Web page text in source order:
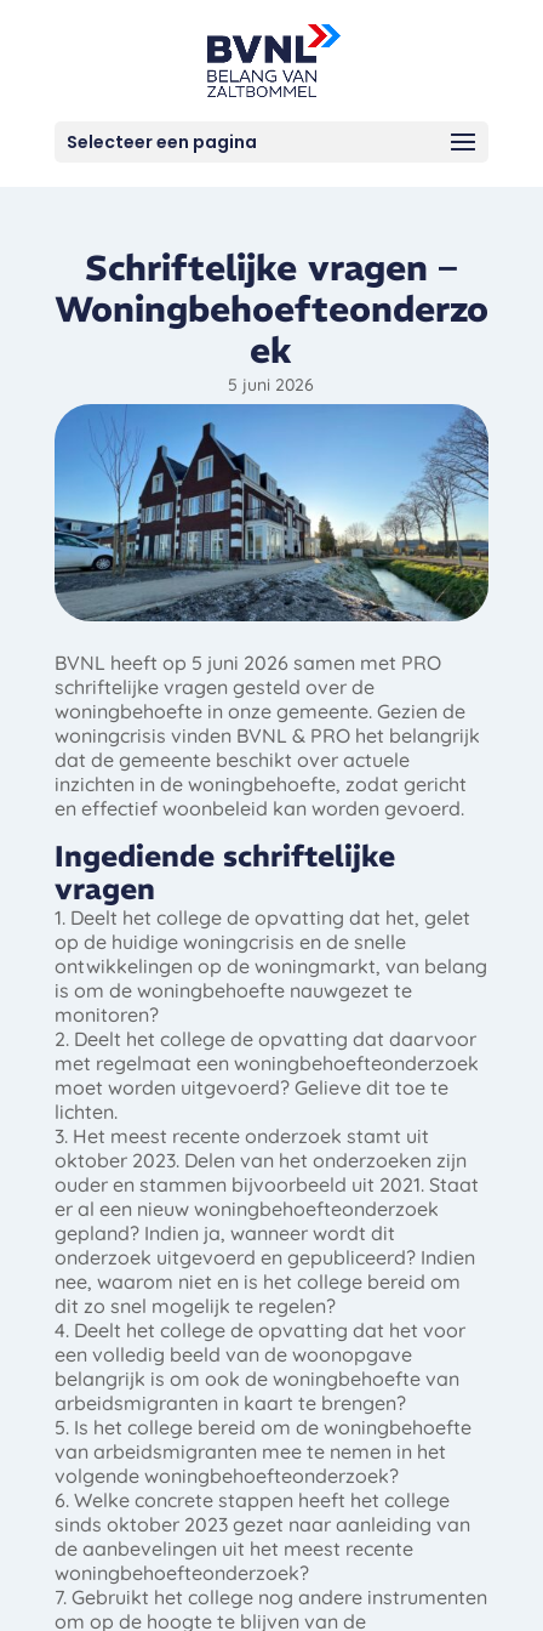
Selecteer een pagina
Schriftelijke vragen –
Woningbehoefteonderzo
ek
5 juni 2026
BVNL heeft op 5 juni 2026 samen met PRO
schriftelijke vragen gesteld over de
woningbehoefte in onze gemeente. Gezien de
woningcrisis vinden BVNL & PRO het belangrijk
dat de gemeente beschikt over actuele
inzichten in de woningbehoefte, zodat gericht
en effectief woonbeleid kan worden gevoerd.
Ingediende schriftelijke
vragen
1. Deelt het college de opvatting dat het, gelet
op de huidige woningcrisis en de snelle
ontwikkelingen op de woningmarkt, van belang
is om de woningbehoefte nauwgezet te
monitoren?
2. Deelt het college de opvatting dat daarvoor
met regelmaat een woningbehoefteonderzoek
moet worden uitgevoerd? Gelieve dit toe te
lichten.
3. Het meest recente onderzoek stamt uit
oktober 2023. Delen van het onderzoeken zijn
ouder en stammen bijvoorbeeld uit 2021. Staat
er al een nieuw woningbehoefteonderzoek
gepland? Indien ja, wanneer wordt dit
onderzoek uitgevoerd en gepubliceerd? Indien
nee, waarom niet en is het college bereid om
dit zo snel mogelijk te regelen?
4. Deelt het college de opvatting dat het voor
een volledig beeld van de woonopgave
belangrijk is om ook de woningbehoefte van
arbeidsmigranten in kaart te brengen?
5. Is het college bereid om de woningbehoefte
van arbeidsmigranten mee te nemen in het
volgende woningbehoefteonderzoek?
6. Welke concrete stappen heeft het college
sinds oktober 2023 gezet naar aanleiding van
de aanbevelingen uit het meest recente
woningbehoefteonderzoek?
7. Gebruikt het college nog andere instrumenten
om op de hoogte te blijven van de